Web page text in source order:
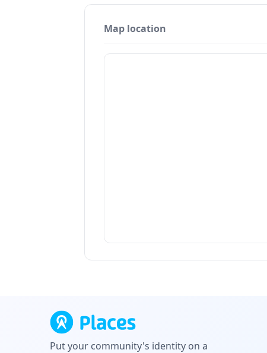
Map location
Put your community's identity on a